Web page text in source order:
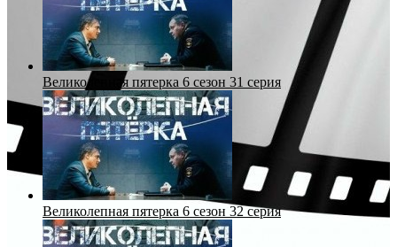
Великолепная пятерка 6 сезон 31 серия
Великолепная пятерка 6 сезон 32 серия